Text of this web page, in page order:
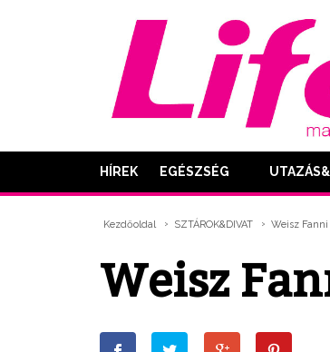
HÍREK EGÉSZSÉG
Kezdőoldal SZTÁROK&DIVAT Weisz
Weisz